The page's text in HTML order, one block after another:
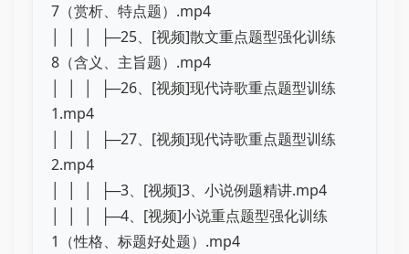
7（赏析、特点题）.mp4
│ │ │ ├─25、[视频]散文重点题型强化训练
8（含义、主旨题）.mp4
│ │ │ ├─26、[视频]现代诗歌重点题型训练
1.mp4
│ │ │ ├─27、[视频]现代诗歌重点题型训练
2.mp4
│ │ │ ├─3、[视频]3、小说例题精讲.mp4
│ │ │ ├─4、[视频]小说重点题型强化训练
1（性格、标题好处题）.mp4